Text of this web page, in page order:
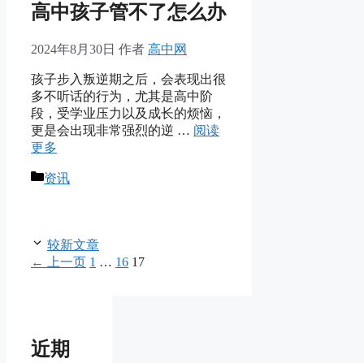
高中孩子管不了怎么办
2024年8月30日 作者 高中网
孩子步入叛逆期之后，会表现出很
多不听话的行为，尤其是高中阶
段，受学业压力以及成长的烦恼，
更是会出现非常强烈的逆 … 阅读
更多
分
资讯
较新文章
←
上一页 页
1 … 页
16 页
17
近期